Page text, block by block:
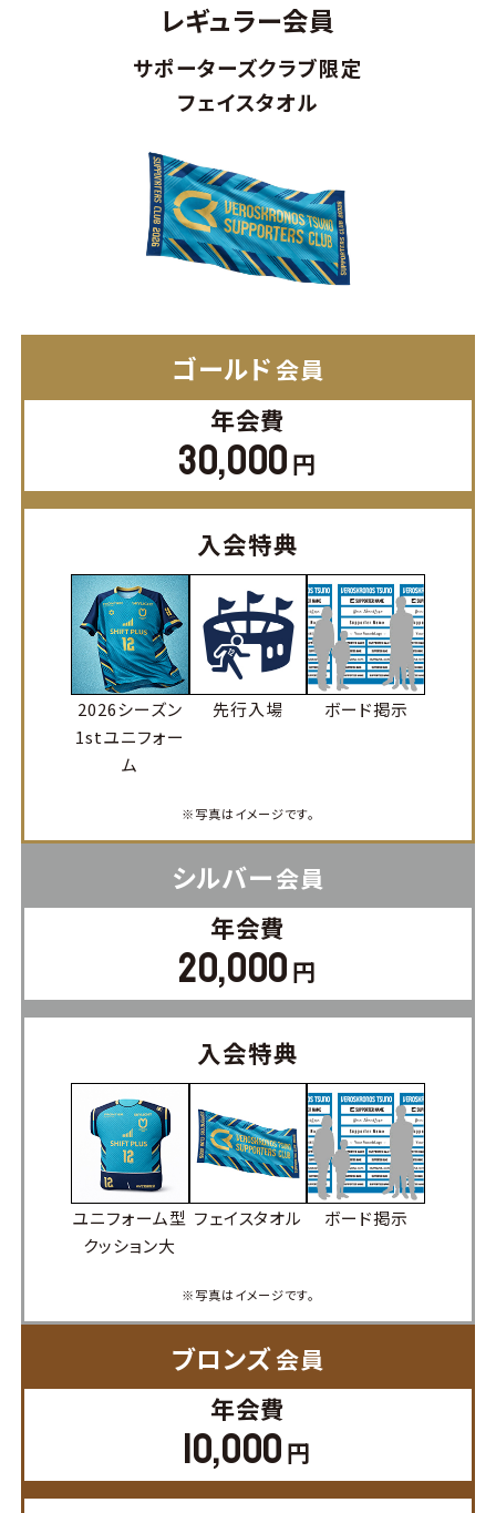
レギュラー会員
サポーターズクラブ限定
フェイスタオル
ゴールド会員
年会費
30,000円
入会特典
2026シーズン
1stユニフォー
ム
先行入場 ボード掲示
※写真はイメージです。
シルバー会員
年会費
20,000円
入会特典
ユニフォーム型
クッション大
フェイスタオル ボード掲示
※写真はイメージです。
ブロンズ会員
年会費
10,000円